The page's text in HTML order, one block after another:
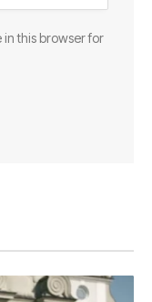
in this browser for